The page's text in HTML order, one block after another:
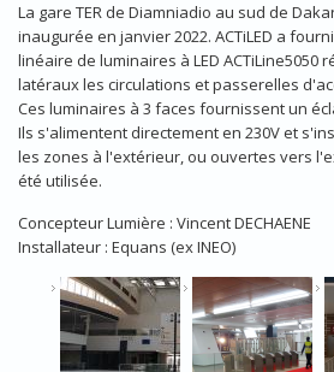
La gare TER de Diamniadio au sud de
inaugurée en janvier 2022. ACTiLED a
linéaire de luminaires à LED ACTiLine5050
latéraux les circulations et passerelles
Ces luminaires à 3 faces fournissent un
Ils s'alimentent directement en 230V et
les zones à l'extérieur, ou ouvertes vers
été utilisée.
Concepteur Lumière : Vincent DECHAENE
Installateur : Equans (ex INEO)